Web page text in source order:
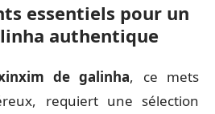
essentiels pour un
authentique
de galinha, ce mets
requiert une sélection